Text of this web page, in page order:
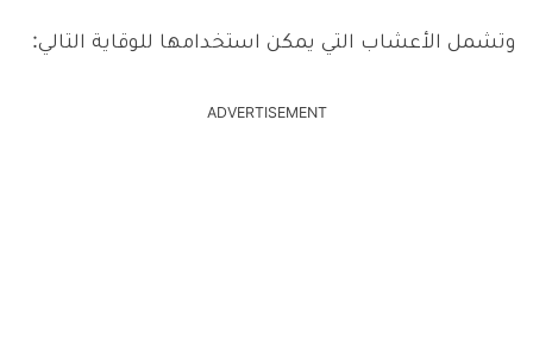
وتشمل الأعشاب التي يمكن استخدامها للوقاية التالي:
ADVERTISEMENT